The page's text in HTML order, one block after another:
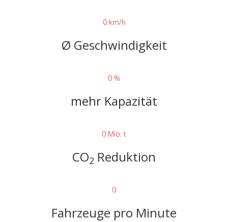
0 km/h
Ø Geschwindigkeit
0 %
mehr Kapazität
0 Mio. t
CO2 Reduktion
0
Fahrzeuge pro Minute